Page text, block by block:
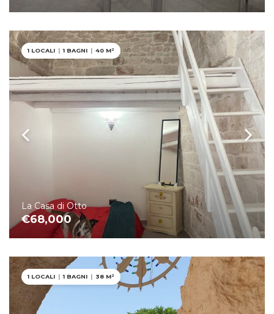
La Casa di Otto
€68,000
1 LOCALI | 1 BAGNI | 40 M²
1 LOCALI | 1 BAGNI | 38 M²